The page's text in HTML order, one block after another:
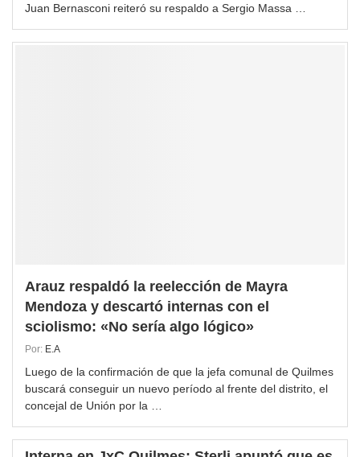
Juan Bernasconi reiteró su respaldo a Sergio Massa …
Arauz respaldó la reelección de Mayra
Mendoza y descartó internas con el
sciolismo: «No sería algo lógico»
Por: E.A
Luego de la confirmación de que la jefa comunal de Quilmes
buscará conseguir un nuevo período al frente del distrito, el
concejal de Unión por la …